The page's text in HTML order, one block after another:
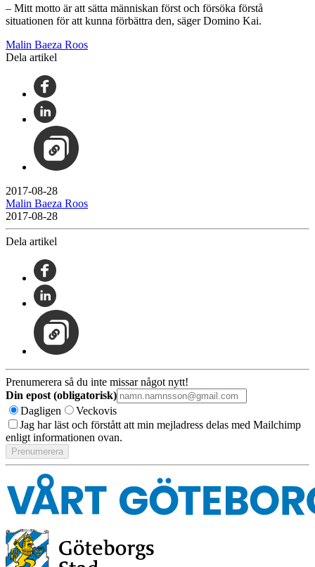
– Mitt motto är att sätta människan först och försöka förstå
situationen för att kunna förbättra den, säger Domino Kai.
Malin Baeza Roos
Dela artikel
2017-08-28
Malin Baeza Roos
2017-08-28
Dela artikel
Prenumerera så du inte missar något nytt!
Din epost (obligatorisk)
Dagligen
Veckovis
Jag har läst och förstått att min mejladress delas med Mailchimp
enligt informationen ovan.